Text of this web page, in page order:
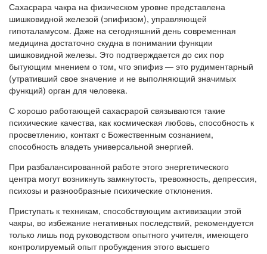
Сахасрара чакра на физическом уровне представлена
шишковидной железой (эпифизом), управляющей
гипоталамусом. Даже на сегодняшний день современная
медицина достаточно скудна в понимании функции
шишковидной железы. Это подтверждается до сих пор
бытующим мнением о том, что эпифиз — это рудиментарный
(утративший свое значение и не выполняющий значимых
функций) орган для человека.
С хорошо работающей сахасрарой связываются такие
психические качества, как космическая любовь, способность к
просветлению, контакт с Божественным сознанием,
способность владеть универсальной энергией.
При разбалансированной работе этого энергетического
центра могут возникнуть замкнутость, тревожность, депрессия,
психозы и разнообразные психические отклонения.
Приступать к техникам, способствующим активизации этой
чакры, во избежание негативных последствий, рекомендуется
только лишь под руководством опытного учителя, имеющего
контролируемый опыт пробуждения этого высшего